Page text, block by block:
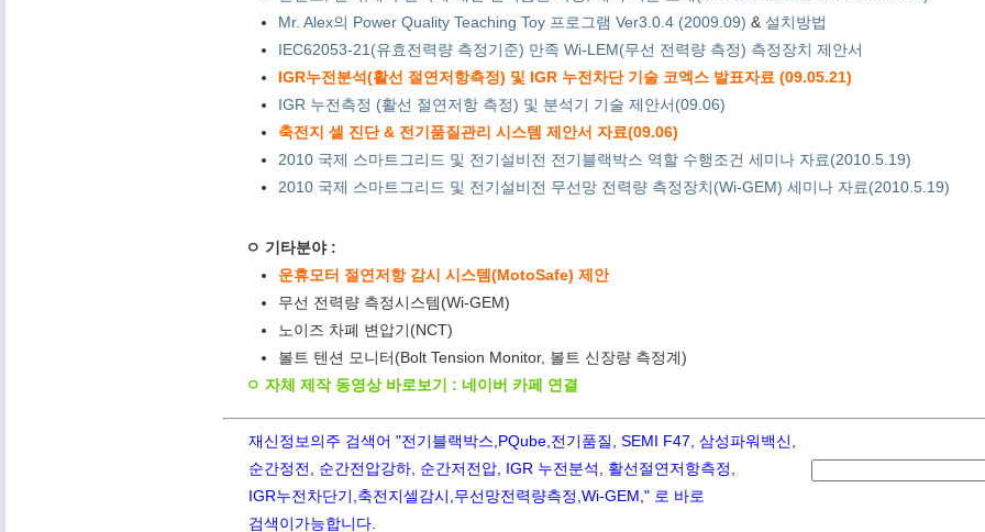
Mr. Alex의 Power Quality Teaching Toy 프로그램 Ver3.0.4 (2009.09) & 설치방법
IEC62053-21(유효전력량 측정기준) 만족 Wi-LEM(무선 전력량 측정) 측정장치 제안서
IGR누전분석(활선 절연저항측정) 및 IGR 누전차단 기술 코엑스 발표자료 (09.05.21)
IGR 누전측정 (활선 절연저항 측정) 및 분석기 기술 제안서(09.06)
축전지 셀 진단 & 전기품질관리 시스템 제안서 자료(09.06)
2010 국제 스마트그리드 및 전기설비전 전기블랙박스 역할 수행조건 세미나 자료(2010.5.19)
2010 국제 스마트그리드 및 전기설비전 무선망 전력량 측정장치(Wi-GEM) 세미나 자료(2010.5.19)
ㅇ 기타분야 :
운휴모터 절연저항 감시 시스템(MotoSafe) 제안
무선 전력량 측정시스템(Wi-GEM)
노이즈 차폐 변압기(NCT)
볼트 텐션 모니터(Bolt Tension Monitor, 볼트 신장량 측정계)
ㅇ 자체 제작 동영상 바로보기 : 네이버 카페 연결
재신정보의주 검색어 "전기블랙박스,PQube,전기품질, SEMI F47, 삼성파워백신,
순간정전, 순간전압강하, 순간저전압, IGR 누전분석, 활선절연저항측정,
IGR누전차단기,축전지셀감시,무선망전력량측정,Wi-GEM," 로 바로
검색이가능합니다.